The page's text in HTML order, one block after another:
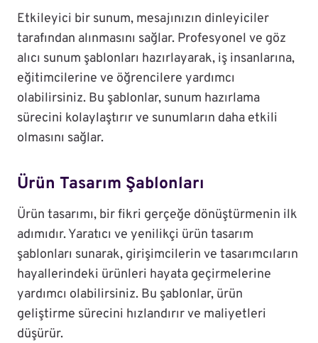
Etkileyici bir sunum, mesajınızın dinleyiciler
tarafından alınmasını sağlar. Profesyonel ve göz
alıcı sunum şablonları hazırlayarak, iş insanlarına,
eğitimcilerine ve öğrencilere yardımcı
olabilirsiniz. Bu şablonlar, sunum hazırlama
sürecini kolaylaştırır ve sunumların daha etkili
olmasını sağlar.
Ürün Tasarım Şablonları
Ürün tasarımı, bir fikri gerçeğe dönüştürmenin ilk
adımıdır. Yaratıcı ve yenilikçi ürün tasarım
şablonları sunarak, girişimcilerin ve tasarımcıların
hayallerindeki ürünleri hayata geçirmelerine
yardımcı olabilirsiniz. Bu şablonlar, ürün
geliştirme sürecini hızlandırır ve maliyetleri
düşürür.